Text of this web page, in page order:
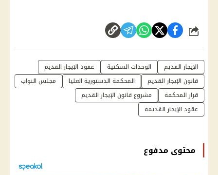
شارك
الإيجار القديم الوحدات السكنية
عقود الإيجار القديم
قانون الإيجار القديم
المحكمة الدستورية العليا
مجلس النواب
قرار المحكمة
مشروع قانون الإيجار القديم
عقود الإيجار القديمة
محتوى مدفوع